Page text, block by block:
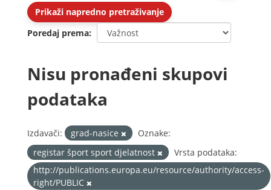
Prikaži napredno pretraživanje
Poredaj prema
Nisu pronađeni skupovi
podataka
Izdavači: grad-nasice
Oznake:
registar šport sport djelatnost
Vrsta podataka:
http://publications.europa.eu/resource/authority/access-
right/PUBLIC